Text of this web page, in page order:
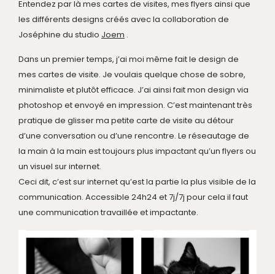
Entendez par là mes cartes de visites, mes flyers ainsi que
les différents designs créés avec la collaboration de
Joséphine du studio Joem .
Dans un premier temps, j’ai moi même fait le design de
mes cartes de visite. Je voulais quelque chose de sobre,
minimaliste et plutôt efficace. J’ai ainsi fait mon design via
photoshop et envoyé en impression. C’est maintenant très
pratique de glisser ma petite carte de visite au détour
d’une conversation ou d’une rencontre. Le réseautage de
la main à la main est toujours plus impactant qu’un flyers ou
un visuel sur internet.
Ceci dit, c’est sur internet qu’est la partie la plus visible de la
communication. Accessible 24h24 et 7j/7j pour cela il faut
une communication travaillée et impactante.